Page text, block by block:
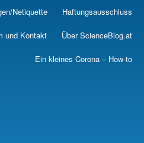
Skip
main
Netiquette Haftungsausschluss
und Kontakt Über ScienceBlog.at
Ein kleines Corona – How-to